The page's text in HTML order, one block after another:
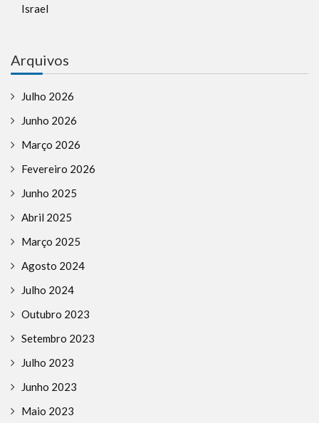
Israel
Arquivos
Julho 2026
Junho 2026
Março 2026
Fevereiro 2026
Junho 2025
Abril 2025
Março 2025
Agosto 2024
Julho 2024
Outubro 2023
Setembro 2023
Julho 2023
Junho 2023
Maio 2023